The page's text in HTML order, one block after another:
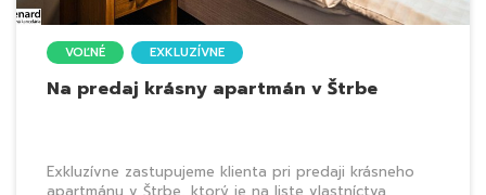
VOĽNÉ EXKLUZÍVNE
Na predaj krásny apartmán v Štrbe
Exkluzívne zastupujeme klienta pri predaji krásneho